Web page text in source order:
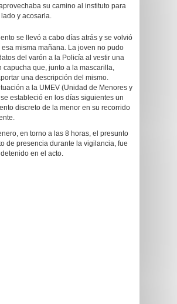
su camino al instituto para
y acosarla.
se llevó a cabo días atrás y se volvió
misma mañana. La joven no pudo
del varón a la Policía al vestir una
capucha que, junto a la mascarilla,
una descripción del mismo.
a la UMEV (Unidad de Menores y
estableció en los días siguientes un
discreto de la menor en su recorrido
en torno a las 8 horas, el presunto
de presencia durante la vigilancia, fue
en el acto.